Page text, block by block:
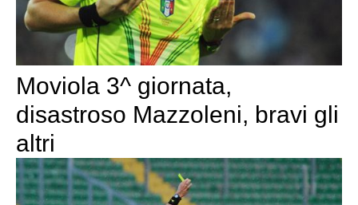
Moviola 3^ giornata,
disastroso Mazzoleni, bravi gli
altri